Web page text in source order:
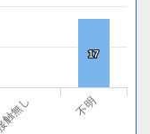
17
17
不明